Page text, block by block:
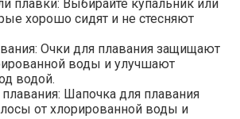
плавки: Выбирайте купальник или
хорошо сидят и не стесняют
Очки для плавания защищают
воды и улучшают
водой.
Шапочка для плавания
от хлорированной воды и